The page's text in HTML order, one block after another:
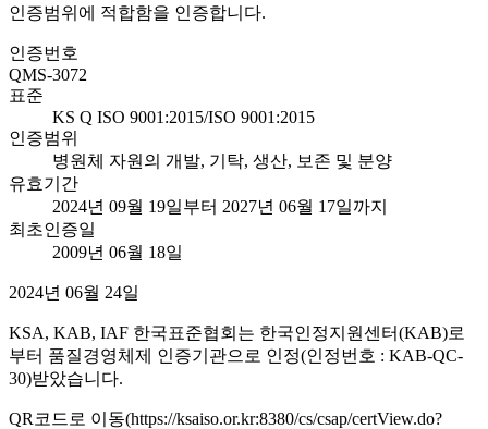
인증범위에 적합함을 인증합니다.
인증번호
QMS-3072
표준
KS Q ISO 9001:2015/ISO 9001:2015
인증범위
병원체 자원의 개발, 기탁, 생산, 보존 및 분양
유효기간
2024년 09월 19일부터 2027년 06월 17일까지
최초인증일
2009년 06월 18일
2024년 06월 24일
KSA, KAB, IAF 한국표준협회는 한국인정지원센터(KAB)로
부터 품질경영체제 인증기관으로 인정(인정번호 : KAB-QC-
30)받았습니다.
QR코드로 이동(https://ksaiso.or.kr:8380/cs/csap/certView.do?